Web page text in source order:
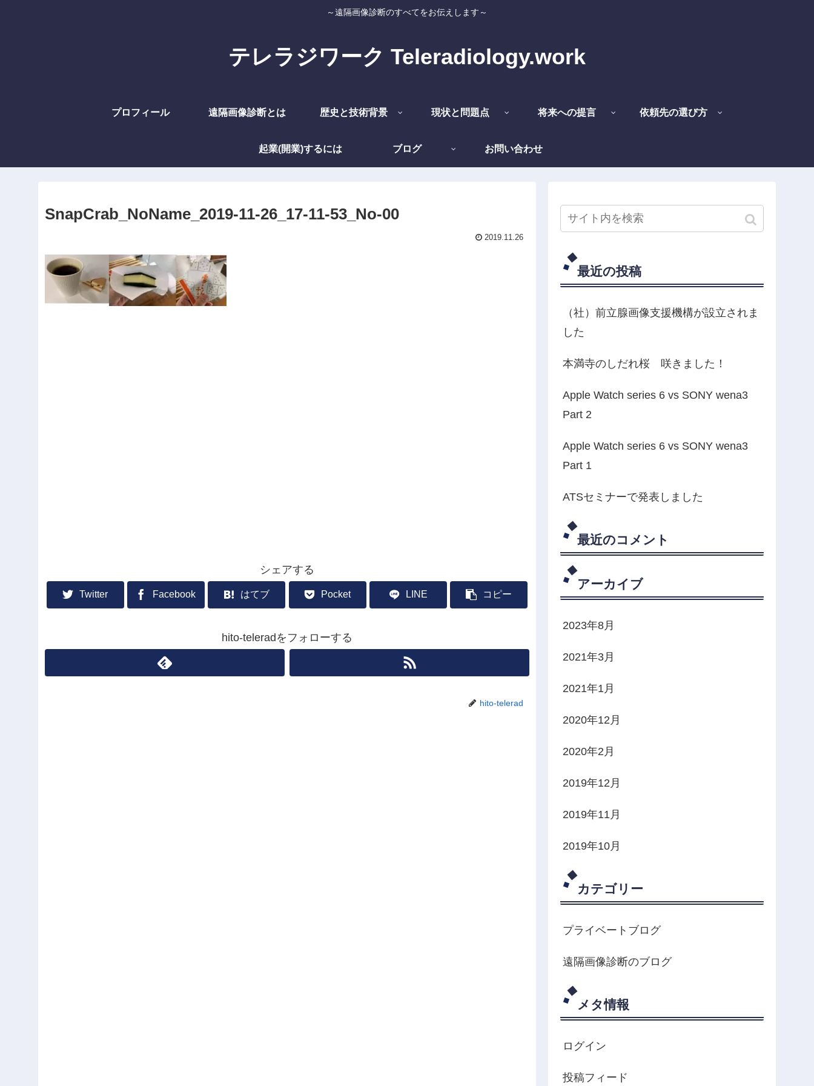
～遠隔画像診断のすべてをお伝えします～
テレラジワーク Teleradiology.work
プロフィール 遠隔画像診断とは 歴史と技術背景 現状と問題点 将来への提言 依頼先の選び方
起業(開業)するには ブログ お問い合わせ
SnapCrab_NoName_2019-11-26_17-11-53_No-00
2019.11.26
シェアする
Twitter Facebook はてブ Pocket LINE コピー
hito-teleradをフォローする
hito-telerad
最近の投稿
（社）前立腺画像支援機構が設立されま
した
本満寺のしだれ桜 咲きました！
Apple Watch series 6 vs SONY wena3
Part 2
Apple Watch series 6 vs SONY wena3
Part 1
ATSセミナーで発表しました
最近のコメント
アーカイブ
2023年8月
2021年3月
2021年1月
2020年12月
2020年2月
2019年12月
2019年11月
2019年10月
カテゴリー
プライベートブログ
遠隔画像診断のブログ
メタ情報
ログイン
投稿フィード